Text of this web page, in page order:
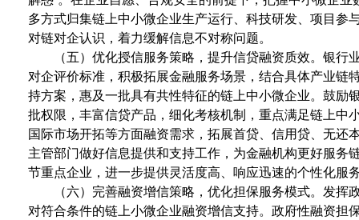
多方式归集链上中小微企业生产运行、科技研发、项目参
对链对企认识，着力缓解信息不对称问题。
（五）优化授信服务策略，提升信贷融资质效。银
对企评价标准，积极拓展金融服务场景，结合具体产业链
持方案，惠及一批具有共性特征的链上中小微企业。鼓励
批权限，丰富信贷产品，细化考核机制，重点满足链上中
国际市场开拓等方面融资需求，拓展首贷、信用贷、无
主管部门做好信息提供和支持工作，为金融机构更好服务
节重点企业，进一步提供灵活度高、响应迅速的个性化服
（六）完善融资增信策略，优化担保服务模式。发
对符合条件的链上小微企业融资增信支持。政府性融资担